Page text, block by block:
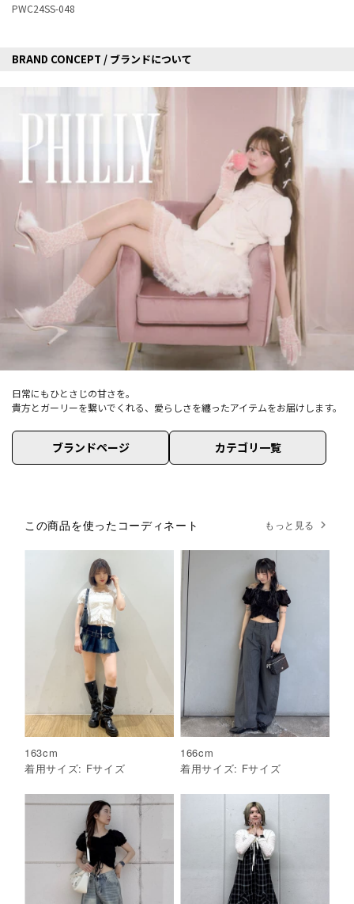
PWC24SS-048
BRAND CONCEPT / ブランドについて
日常にもひとさじの甘さを。
貴方とガーリーを繋いでくれる、愛らしさを纏ったアイテムをお届けします。
ブランドページ カテゴリ一覧
この商品を使ったコーディネート もっと見る
163cm
着用サイズ: Fサイズ
166cm
着用サイズ: Fサイズ